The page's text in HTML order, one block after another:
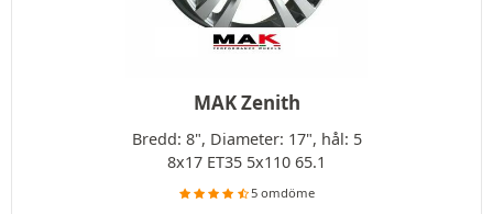
MAK Zenith
Bredd: 8", Diameter: 17", hål: 5
8x17 ET35 5x110 65.1
5 omdöme